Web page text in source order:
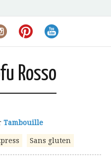
Rosso
Tambouille
Sans gluten